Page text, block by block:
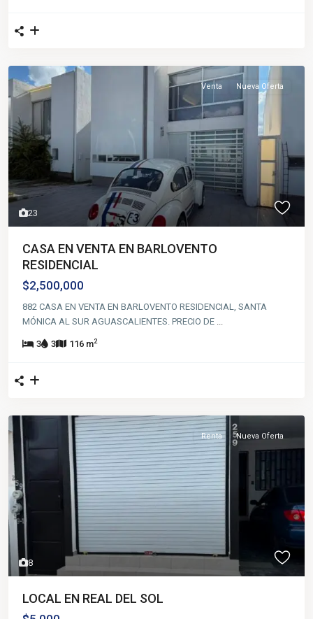
23
Venta Nueva Oferta
CASA EN VENTA EN BARLOVENTO
RESIDENCIAL
$2,500,000
882 CASA EN VENTA EN BARLOVENTO RESIDENCIAL, SANTA
MÓNICA AL SUR AGUASCALIENTES. PRECIO DE ...
3 3 116 m2
8
Renta Nueva Oferta
LOCAL EN REAL DEL SOL